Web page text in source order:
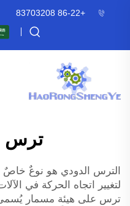
+86-22 83703208
ترس
الترس الدودي هو نوعٌ
لتغيير اتجاه الحركة في
ترس على هيئة مسمار